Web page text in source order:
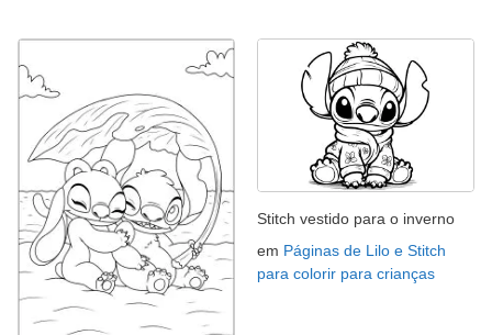
Stitch vestido para o inverno
em Páginas de Lilo e Stitch
para colorir para crianças